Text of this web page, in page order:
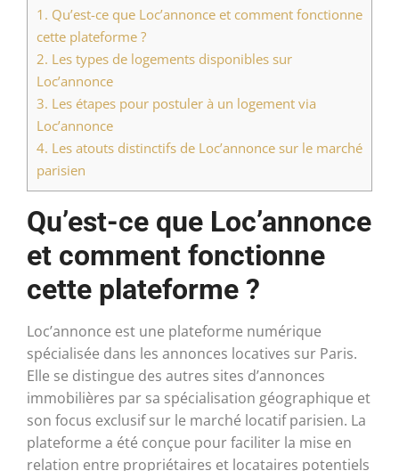
1. Qu’est-ce que Loc’annonce et comment fonctionne
cette plateforme ?
2. Les types de logements disponibles sur
Loc’annonce
3. Les étapes pour postuler à un logement via
Loc’annonce
4. Les atouts distinctifs de Loc’annonce sur le marché
parisien
Qu’est-ce que Loc’annonce
et comment fonctionne
cette plateforme ?
Loc’annonce est une plateforme numérique
spécialisée dans les annonces locatives sur Paris.
Elle se distingue des autres sites d’annonces
immobilières par sa spécialisation géographique et
son focus exclusif sur le marché locatif parisien. La
plateforme a été conçue pour faciliter la mise en
relation entre propriétaires et locataires potentiels